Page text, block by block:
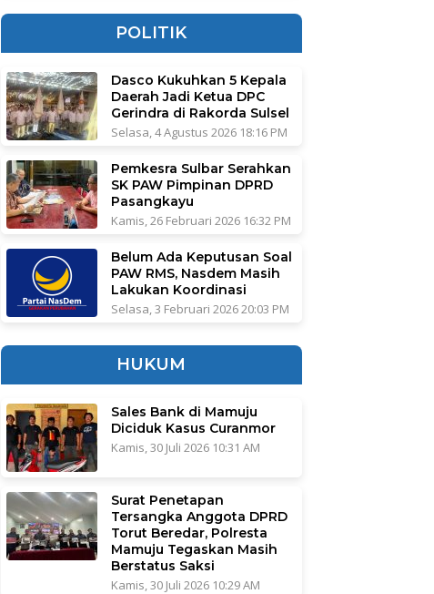
POLITIK
Dasco Kukuhkan 5 Kepala
Daerah Jadi Ketua DPC
Gerindra di Rakorda Sulsel
Selasa, 4 Agustus 2026 18:16 PM
Pemkesra Sulbar Serahkan
SK PAW Pimpinan DPRD
Pasangkayu
Kamis, 26 Februari 2026 16:32 PM
Belum Ada Keputusan Soal
PAW RMS, Nasdem Masih
Lakukan Koordinasi
Selasa, 3 Februari 2026 20:03 PM
HUKUM
Sales Bank di Mamuju
Diciduk Kasus Curanmor
Kamis, 30 Juli 2026 10:31 AM
Surat Penetapan
Tersangka Anggota DPRD
Torut Beredar, Polresta
Mamuju Tegaskan Masih
Berstatus Saksi
Kamis, 30 Juli 2026 10:29 AM